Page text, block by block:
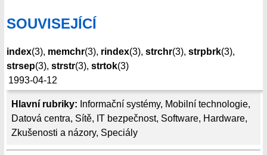
Hlavní rubriky: Informační systémy, Mobilní technologie,
Datová centra, Sítě, IT bezpečnost, Software, Hardware,
Zkušenosti a názory, Speciály
SOUVISEJÍCÍ
index(3), memchr(3), rindex(3), strchr(3), strpbrk(3),
strsep(3), strstr(3), strtok(3)
1993-04-12